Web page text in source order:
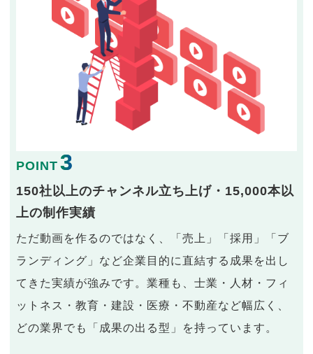
POINT 3
150社以上のチャンネル立ち上げ・15,000本以
上の制作実績
ただ動画を作るのではなく、「売上」「採用」「ブ
ランディング」など企業目的に直結する成果を出し
てきた実績が強みです。業種も、士業・人材・フィ
ットネス・教育・建設・医療・不動産など幅広く、
どの業界でも「成果の出る型」を持っています。